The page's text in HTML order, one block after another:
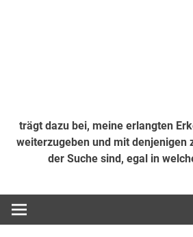
trägt dazu bei, meine erlangten
weiterzugeben und mit denjenigen
der Suche sind, egal in